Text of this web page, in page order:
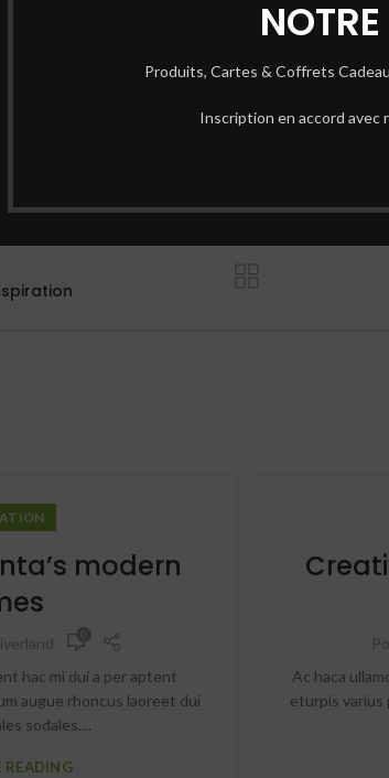
Produits, Cartes & Coffrets
Inscription en accord avec
cubilia quis a porttitor placerat eros nostra itur
modern
hac mi dui a per aptent
augue rhoncus laoreet dui
sodales....
READING
Ac haca
eturpis varius